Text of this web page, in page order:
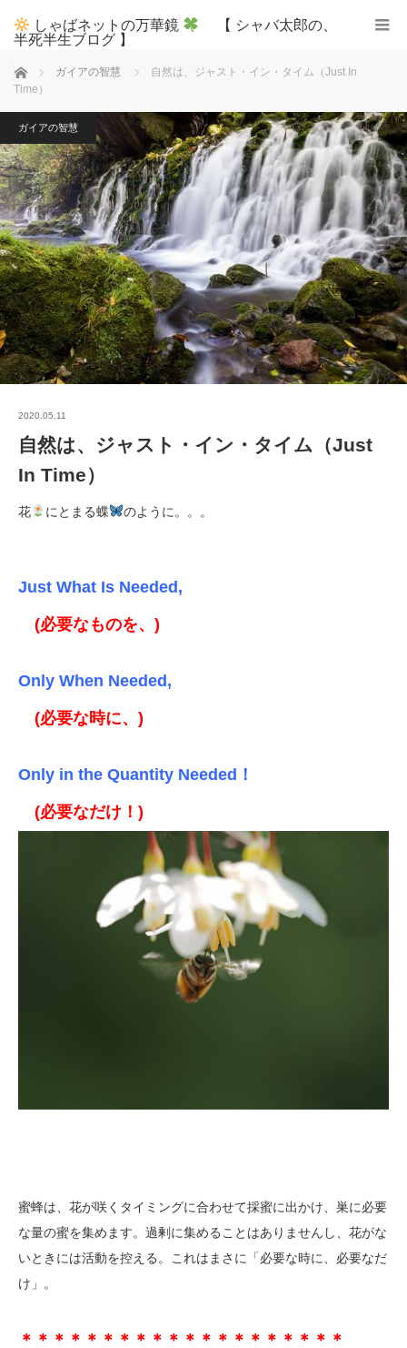
しゃばネットの万華鏡
【 シャバ太郎の、
半死半生ブログ 】
ホーム ガイアの智慧
自然は、ジャスト・イン・タイム（Just In
Time）
ガイアの智慧
2020.05.11
自然は、ジャスト・イン・タイム（Just
In Time）
花 にとまる蝶 のように。。。
Just What Is Needed,
(必要なものを、)
Only When Needed,
(必要な時に、)
Only in the Quantity Needed！
(必要なだけ！)
蜜蜂は、花が咲くタイミングに合わせて採蜜に出かけ、巣に必要
な量の蜜を集めます。過剰に集めることはありませんし、花がな
いときには活動を控える。これはまさに「必要な時に、必要なだ
け」。
＊＊＊＊＊＊＊＊＊＊＊＊＊＊＊＊＊＊＊＊